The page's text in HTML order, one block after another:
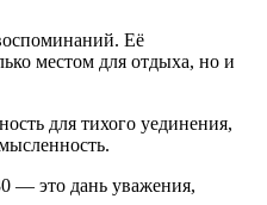
Её
местом для отдыха, но и
для тихого уединения,
— это дань уважения,